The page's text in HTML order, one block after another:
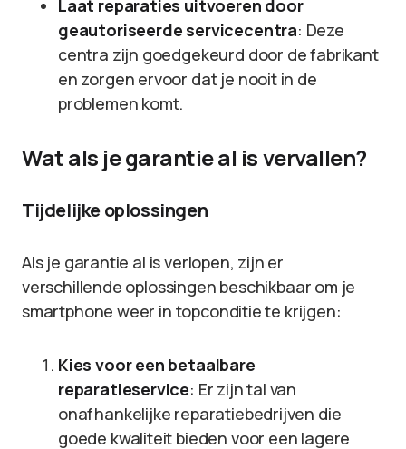
Laat reparaties uitvoeren door
geautoriseerde servicecentra: Deze
centra zijn goedgekeurd door de fabrikant
en zorgen ervoor dat je nooit in de
problemen komt.
Wat als je garantie al is vervallen?
Tijdelijke oplossingen
Als je garantie al is verlopen, zijn er
verschillende oplossingen beschikbaar om je
smartphone weer in topconditie te krijgen:
Kies voor een betaalbare
reparatieservice: Er zijn tal van
onafhankelijke reparatiebedrijven die
goede kwaliteit bieden voor een lagere